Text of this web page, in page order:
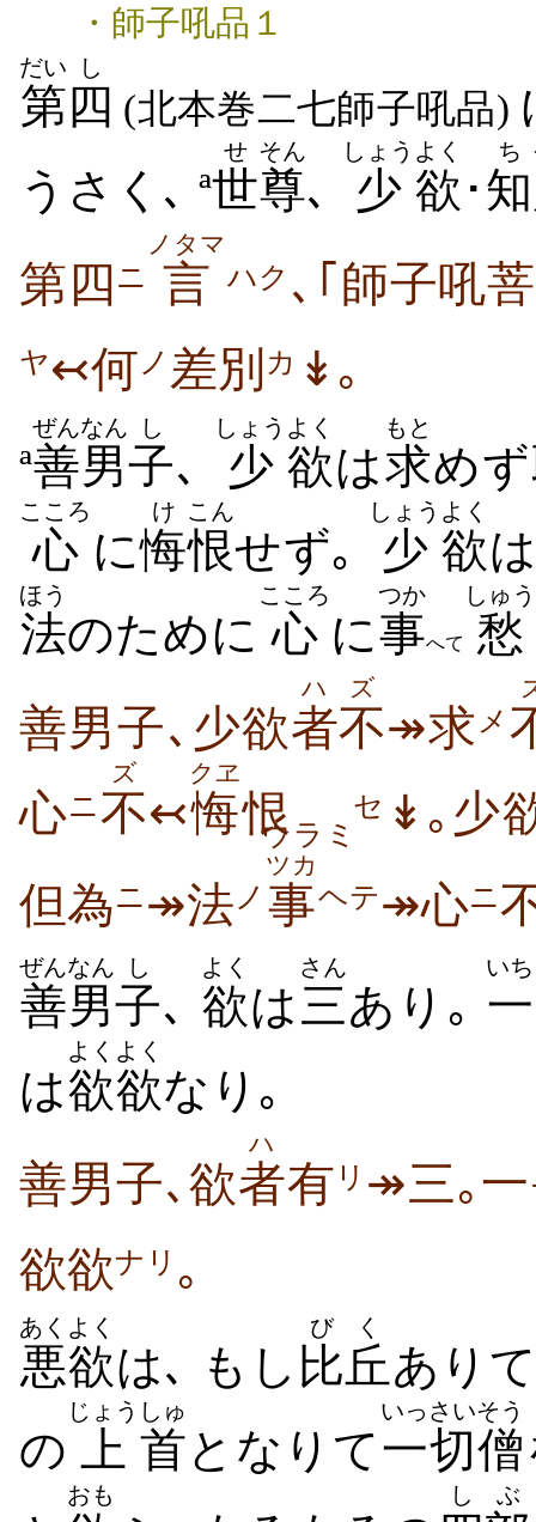
・師子吼品１
第
だい
四
し
(北本巻二七師子吼品)
うさく､ ª世
せ
尊
そん
､ 少
しょう
欲
よく
･知
ち
第四 ニ 言
ノタマ
ハク ､｢師子吼
ヤ↢何 ノ 差別 カ ↡｡
ª善男
ぜんなん
子
し
､ 少
しょう
欲
よく
は求
もと
めず
心
こころ
に悔
け
恨
こん
せず｡ 少
しょう
欲
よく
は
法
ほう
のために 心
こころ
に事
つか
へて 愁
しゅう
善男子､少欲者
ハ
不
ズ
↠求 メ
心ニ不
ズ
↢悔
クヱ
恨
ウラミ
セ ↡｡少
但為ニ↠法 ノ 事
ツカ
ヘテ↠心ニ
善男
ぜんなん
子
し
､ 欲
よく
は 三
さん
あり｡ 一
いち
は欲欲
よくよく
なり｡
善男子､欲者
ハ
有 リ ↠三｡一
欲欲ナリ ｡
悪欲
あくよく
は､ もし 比丘
びく
ありて
の
上
じょう
首
しゅ
となりて一切
いっさい
僧
そう
おも しぶ